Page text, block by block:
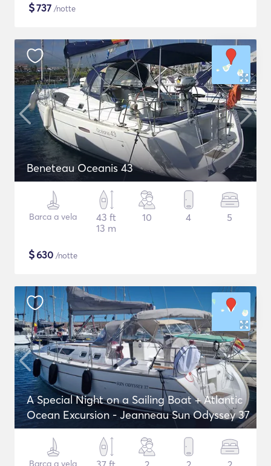
$737 /notte
Beneteau Oceanis 43
Barca a vela
43 ft
13 m
10 4 5
$630 /notte
A Special Night on a Sailing Boat + Atlantic
Ocean Excursion - Jeanneau Sun Odyssey 37
Barca a vela